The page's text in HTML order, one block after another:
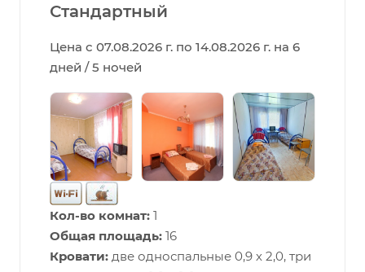
Стандартный
Цена с 07.08.2026 г. по 14.08.2026 г. на 6
дней / 5 ночей
Кол-во комнат: 1
Общая площадь: 16
Кровати: две односпальные 0,9 х 2,0, три